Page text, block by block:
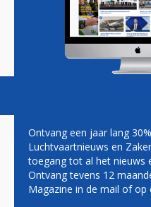
Magazine
Ontvang een jaar lang
Luchtvaartnieuws en
toegang tot al het nieuws
Ontvang tevens 12
Magazine in de mail of op